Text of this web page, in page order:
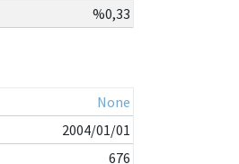
%0,33
None
2004/01/01
676